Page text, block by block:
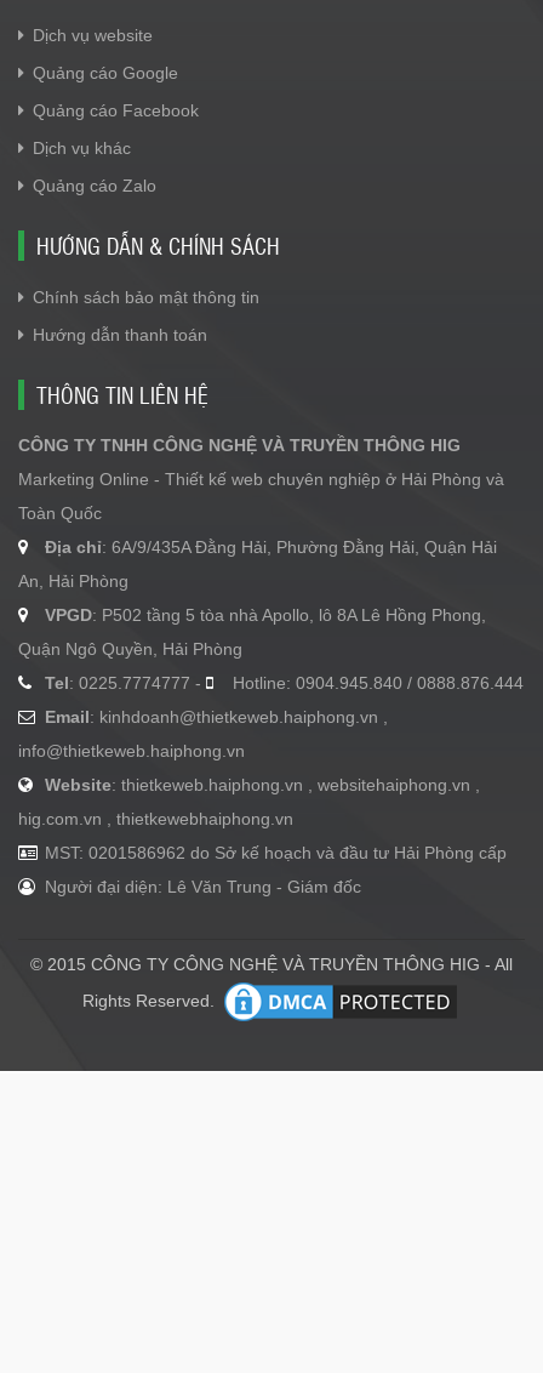
Dịch vụ website
Quảng cáo Google
Quảng cáo Facebook
Dịch vụ khác
Quảng cáo Zalo
HƯỚNG DẪN & CHÍNH SÁCH
Chính sách bảo mật thông tin
Hướng dẫn thanh toán
THÔNG TIN LIÊN HỆ
CÔNG TY TNHH CÔNG NGHỆ VÀ TRUYỀN THÔNG HIG
Marketing Online - Thiết kế web chuyên nghiệp ở Hải Phòng và
Toàn Quốc
Địa chỉ: 6A/9/435A Đằng Hải, Phường Đằng Hải, Quận Hải
An, Hải Phòng
VPGD: P502 tầng 5 tòa nhà Apollo, lô 8A Lê Hồng Phong,
Quận Ngô Quyền, Hải Phòng
Tel: 0225.7774777 -
Hotline: 0904.945.840 / 0888.876.444
Email: kinhdoanh@thietkeweb.haiphong.vn
info@thietkeweb.haiphong.vn
Website: thietkeweb.haiphong.vn , websitehaiphong.vn ,
hig.com.vn , thietkewebhaiphong.vn
MST: 0201586962 do Sở kế hoạch và đầu tư Hải Phòng cấp
Người đại diện: Lê Văn Trung - Giám đốc
© 2015 CÔNG TY CÔNG NGHỆ VÀ TRUYỀN THÔNG HIG - All
Rights Reserved.